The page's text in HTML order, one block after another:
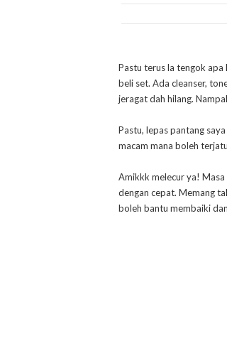
Pastu terus la tengok
beli set. Ada cleanser,
jeragat dah hilang.
Pastu, lepas pantang
macam mana boleh
Amikkk melecur ya!
dengan cepat. Memang
boleh bantu membaiki